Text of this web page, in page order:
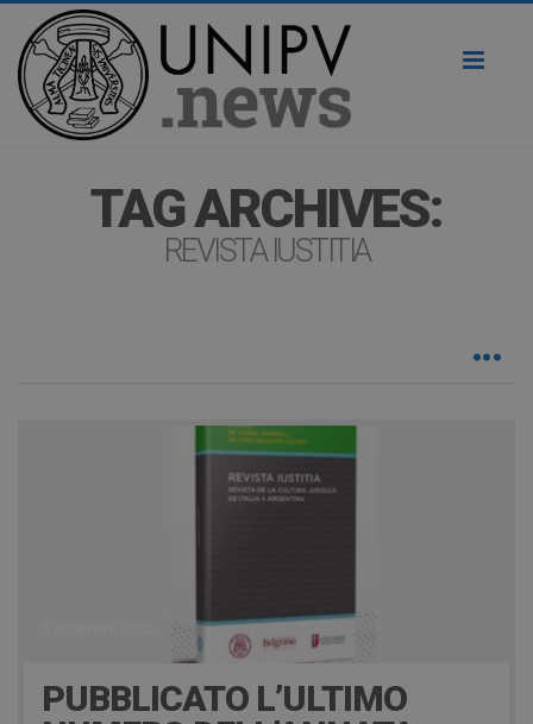
TAG ARCHIVES:
REVISTA IUSTITIA
PUBBLICATO L’ULTIMO